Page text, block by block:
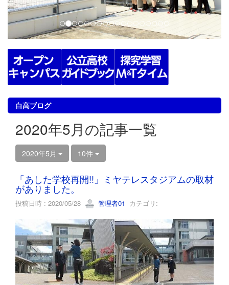
白高ブログ
2020年5月の記事一覧
2020年5月 10件
「あした学校再開!!」ミヤテレスタジアムの取材
がありました。
投稿日時 : 2020/05/28 管理者01 カテゴリ: